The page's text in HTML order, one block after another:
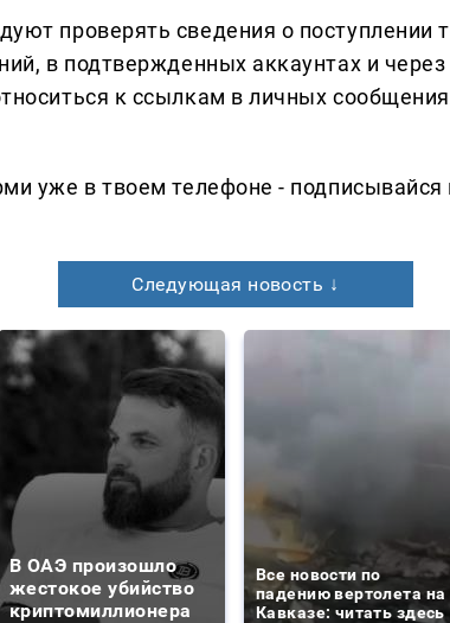
проверять сведения о поступлении
в подтвержденных аккаунтах и
к ссылкам в личных
уже в твоем телефоне -
Следующая новость ↓
В ОАЭ произошло
жестокое убийство
криптомиллионера
Все новости по
падению вертолета на
Кавказе: читать здесь